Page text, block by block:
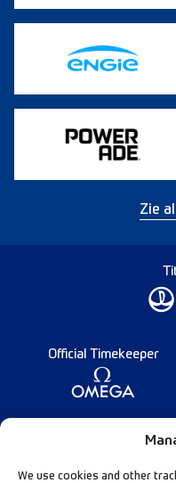
We use cookies and other
Zie
Official Timekeeper